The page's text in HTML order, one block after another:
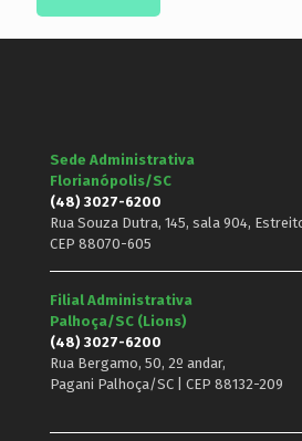
Sede Administrativa
Florianópolis/SC
(48) 3027-6200
Rua Souza Dutra, 145, sala 904,
CEP 88070-605
Filial Administrativa
Palhoça/SC (Lions)
(48) 3027-6200
Rua Bergamo, 50, 2º andar,
Pagani Palhoça/SC | CEP 88132-209